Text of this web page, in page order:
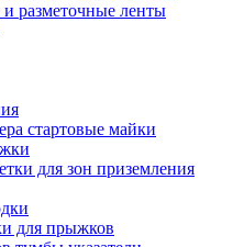
разметочные ленты
стартовые майки
для зон приземления
для прыжков